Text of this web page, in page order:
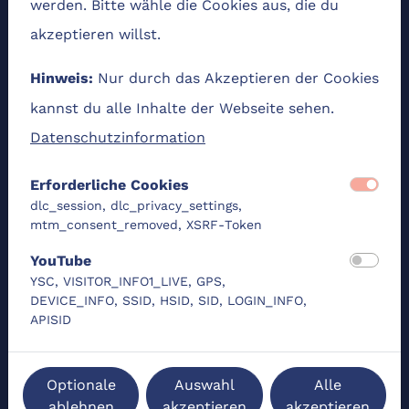
akzeptieren willst.
Hinweis: Nur durch das Akzeptieren der Cookies
kannst du alle Inhalte der Webseite sehen.
Datenschutzinformation
Erforderliche Cookies
dlc_session, dlc_privacy_settings,
mtm_consent_removed, XSRF-Token
YouTube
YSC, VISITOR_INFO1_LIVE, GPS,
DEVICE_INFO, SSID, HSID, SID, LOGIN_INFO,
APISID
Optionale
Auswahl
Alle
Aufgaben feststellst, dass du noch Lücken
Vorkurse/Brückenkurse/Tutorien an deiner
zukünftigen Hochschule nutzen, die
üblicherweise vor Semesterstart angeboten
werden.
Zusätzlich kannst du bereits jetzt im
MatheBoost-Kurs (auch im Lernangebot des DLC
ausführlicher wiederholen.